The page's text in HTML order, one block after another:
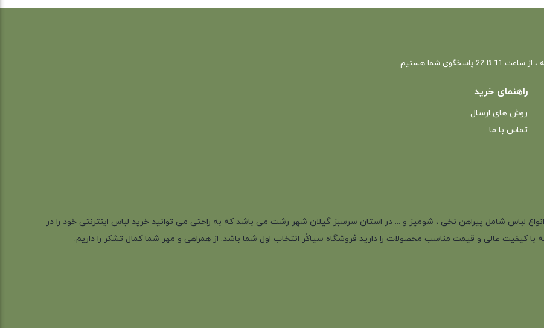
پاسخگوی شما هستیم.
راهنمای خرید
روش های ارسال
تماس با ما
با بیش از 35 سال سابقه در تولید انواع لباس شامل پیراهن نخی ، شومیز و ... در استان سرسبز گیلان شهر رشت می باشد که به راحتی می توانید خرید لباس اینترنتی خود را در
با کیفیت عالی و قیمت مناسب محصولات را دارید فروشگاه سیاکُر انتخاب اول شما باشد. از همراهی و مهر شما کمال تشکر را داریم.